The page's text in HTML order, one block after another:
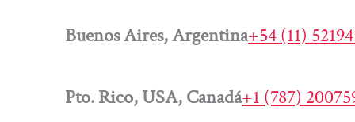
Buenos Aires, Argentina+54 (11)
Pto. Rico, USA, Canadá+1 (787)